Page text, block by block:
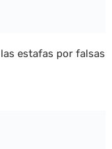
estafas por falsas